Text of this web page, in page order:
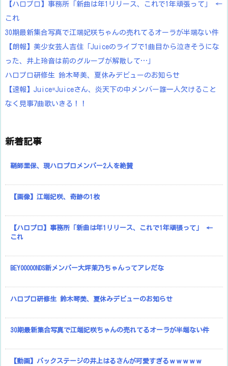
【ハロプロ】事務所「新曲は年1リリース、これで1年頑張って」 ←
これ
30期最新集合写真で江端妃咲ちゃんの売れてるオーラが半端ない件
【朗報】美少女芸人吉住「Juiceのライブで1曲目から泣きそうにな
った、井上玲音は前のグループが解散して…」
ハロプロ研修生 鈴木琴美、夏休みデビューのお知らせ
【速報】Juice=Juiceさん、炎天下の中メンバー誰一人欠けること
なく見事7曲歌いきる！！
新着記事
鞘師里保、現ハロプロメンバー2人を絶賛
【画像】江端妃咲、奇跡の1枚
【ハロプロ】事務所「新曲は年1リリース、これで1年頑張って」 ←
これ
BEYOOOOONDS新メンバー大坪茉乃ちゃんってアレだな
ハロプロ研修生 鈴木琴美、夏休みデビューのお知らせ
30期最新集合写真で江端妃咲ちゃんの売れてるオーラが半端ない件
【動画】バックステージの井上はるさんが可愛すぎるｗｗｗｗｗ